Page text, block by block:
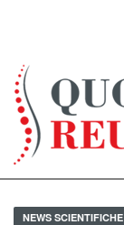
NEWS SCIENTIFICHE